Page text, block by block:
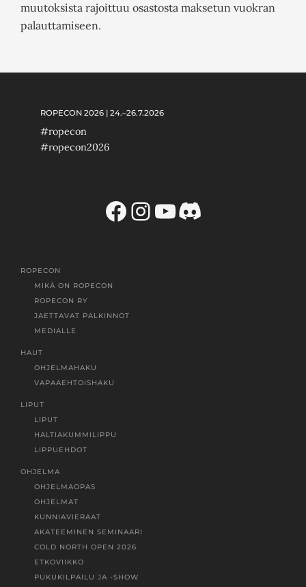
muutoksista rajoittuu osastosta maksetun vuokran
palauttamiseen.
ROPECON 2026 | 24.–26.7.2026
#ropecon
#ropecon2026
Facebook
Instagram
YouTube
Discord
ROPECON
MIKÄ ON ROPECON
ROPECON RY
JAETTAVAT PALKINNOT
MEDIALLE
HAUT
OHJELMAHAKU
VAPAAEHTOISHAKU
LIPUT
LIPUT
HALTIAKUMMILIPPU
LIPPUEHDOT
OHJELMA
OHJELMAOPAS
OHJELMAT
KUNNIAVIERAAT
AKATEEMINEN SEMINAARI
COLD NORTH OPEN 2026
ETKOVIIKKO
PUKUKILPAILU JA -SHOW